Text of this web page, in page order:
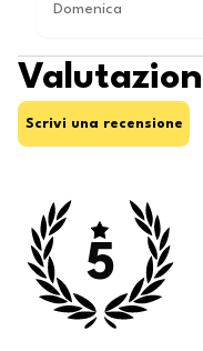
Domenica
Scrivi una recensione
5